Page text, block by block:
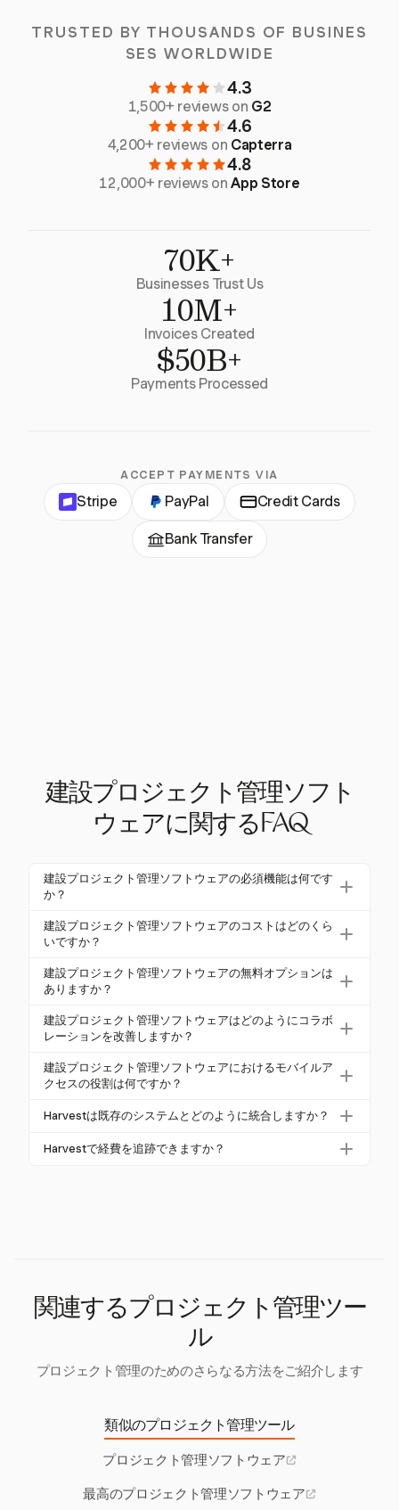
TRUSTED BY THOUSANDS OF BUSINES
SES WORLDWIDE
4.3
1,500+ reviews on G2
4.6
4,200+ reviews on Capterra
4.8
12,000+ reviews onApp Store
70K+
Businesses Trust Us
10M+
Invoices Created
$50B+
Payments Processed
ACCEPT PAYMENTS VIA
Stripe PayPal Credit Cards
Bank Transfer
建設プロジェクト管理ソフト
ウェアに関するFAQ
建設プロジェクト管理ソフトウェアの必須機能は何です
か？
必須機能には、ガントチャートのようなプロジェク
ト計画ツール、予算管理とコスト管理システム、文
ます。これらの機能はワークフローを効率化し、プ
ロジェクトの効率を向上させます。
建設プロジェクト管理ソフトウェアのコストはどのくら
いですか？
コストは価格モデルや機能によって大きく異なりま
す。エントリーレベルプランは小規模チーム向けに
超えることがあります。トレーニングやサポートを
含む総所有コストを考慮することが重要です。
建設プロジェクト管理ソフトウェアの無料オプションは
ありますか？
はい、一部のプロバイダーは無料またはフリーミア
ムバージョンを提供しており、通常は機能、ユー
ションは、小規模なプロジェクトやソフトウェアの
機能をテストしたいチームに適しています。
建設プロジェクト管理ソフトウェアはどのようにコラボ
レーションを改善しますか？
ソフトウェアはデータを集中化し、リアルタイムの
コミュニケーションを促進し、現場チームのための
ションを改善します。これにより、オフィスと現場
のスタッフ間の調整が向上し、遅延や誤解が減少し
建設プロジェクト管理ソフトウェアにおけるモバイルア
クセスの役割は何ですか？
モバイルアクセスは建設チームにとって重要であ
セスし、現場から即座にコミュニケーションを取る
Harvestは既存のシステムとどのように統合しますか？
HarvestはQuickBooks、Asana、Slackなどの人気
Harvestで経費を追跡できますか？
関連するプロジェクト管理ツー
ル
プロジェクト管理のためのさらなる方法をご紹介します
類似のプロジェクト管理ツール
プロジェクト管理ソフトウェア
最高のプロジェクト管理ソフトウェア